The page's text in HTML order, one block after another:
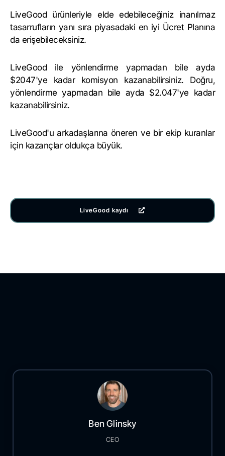
LiveGood ürünleriyle elde edebileceğiniz inanılmaz
tasarrufların yanı sıra piyasadaki en iyi Ücret Planına
da erişebileceksiniz.
LiveGood ile yönlendirme yapmadan bile ayda
$2047'ye kadar komisyon kazanabilirsiniz. Doğru,
yönlendirme yapmadan bile ayda $2.047'ye kadar
kazanabilirsiniz.
LiveGood'u arkadaşlarına öneren ve bir ekip kuranlar
için kazançlar oldukça büyük.
LiveGood kaydı
Ben Glinsky
CEO